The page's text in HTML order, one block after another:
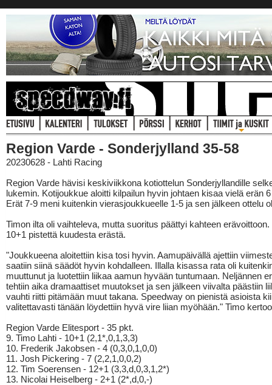
Region Varde - Sonderjylland 35-58
20230628 - Lahti Racing
Region Varde hävisi keskiviikkona kotiottelun Sonderjyllandille
lukemin. Kotijoukkue aloitti kilpailun hyvin johtaen kisaa vielä erän
Erät 7-9 meni kuitenkin vierasjoukkueelle 1-5 ja sen jälkeen ottelu
Timon ilta oli vaihteleva, mutta suoritus päättyi kahteen
10+1 pistettä kuudesta erästä.
"Joukkueena aloitettiin kisa tosi hyvin. Aamupäivällä ajettiin
saatiin siinä säädöt hyvin kohdalleen. Illalla kisassa rata oli
muuttunut ja luotettiin liikaa aamun hyvään tuntumaan. Neljännen
tehtiin aika dramaattiset muutokset ja sen jälkeen viivalta päästiin
vauhti riitti pitämään muut takana. Speedway on pienistä asioista
valitettavasti tänään löydettiin hyvä vire liian myöhään." Timo
Region Varde Elitesport - 35 pkt.
9. Timo Lahti - 10+1 (2,1*,0,1,3,3)
10. Frederik Jakobsen - 4 (0,3,0,1,0,0)
11. Josh Pickering - 7 (2,2,1,0,0,2)
12. Tim Soerensen - 12+1 (3,3,d,0,3,1,2*)
13. Nicolai Heiselberg - 2+1 (2*,d,0,-)